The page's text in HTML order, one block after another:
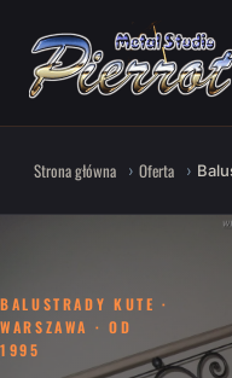
Strona główna Oferta
BALUSTRADY KUTE ·
WARSZAWA · OD
1995